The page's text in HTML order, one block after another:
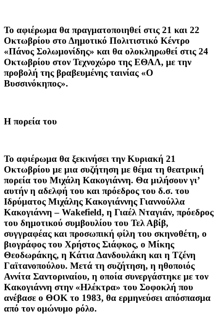
Το αφιέρωμα θα πραγματοποιηθεί στις 21 και 22
Οκτωβρίου στο Δημοτικό Πολιτιστικό Κέντρο
«Πάνος Σολωμονίδης» και θα ολοκληρωθεί στις 24
Οκτωβρίου στον Τεχνοχώρο της ΕΘΑΛ, με την
προβολή της βραβευμένης ταινίας «Ο
Βυσσινόκηπος».
Η πορεία του
Το αφιέρωμα θα ξεκινήσει την Κυριακή 21
Οκτωβρίου με μια συζήτηση με θέμα τη θεατρική
πορεία του Μιχάλη Κακογιάννη. Θα μιλήσουν γι’
αυτήν η αδελφή του και πρόεδρος του δ.σ. του
Ιδρύματος Μιχάλης Κακογιάννης Γιαννούλλα
Κακογιάννη – Wakefield, η Γιαέλ Νταγιάν, πρόεδρος
του δημοτικού συμβουλίου του Τελ Αβίβ,
συγγραφέας και προσωπική φίλη του σκηνοθέτη, ο
βιογράφος του Χρήστος Σιάφκος, ο Μίκης
Θεοδωράκης, η Κάτια Δανδουλάκη και η Τζένη
Γαϊτανοπούλου. Μετά τη συζήτηση, η ηθοποιός
Αννίτα Σαντοριναίου, η οποία συνεργάστηκε με τον
Κακογιάννη στην «Ηλέκτρα» του Σοφοκλή που
ανέβασε ο ΘΟΚ το 1983, θα ερμηνεύσει απόσπασμα
από τον ομώνυμο ρόλο.